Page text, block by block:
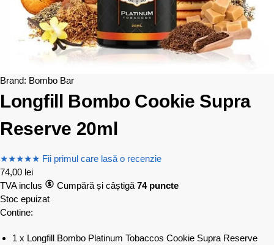
Brand: Bombo Bar
Longfill Bombo Cookie Supra
Reserve 20ml
★★★★★ Fii primul care lasă o recenzie
74,00 lei
TVA inclus
Cumpără și câștigă 74 puncte
Stoc epuizat
Contine:
1 x Longfill Bombo Platinum Tobaccos Cookie Supra Reserve